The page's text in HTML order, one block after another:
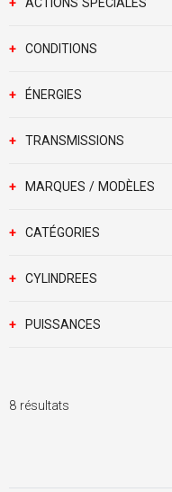
+ CONDITIONS
+ ÉNERGIES
+ TRANSMISSIONS
+ MARQUES / MODÈLES
+ CATÉGORIES
+ CYLINDREES
+ PUISSANCES
8 résultats